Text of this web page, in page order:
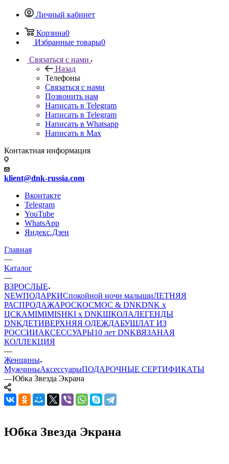
Личный кабинет
Корзина0
Избранные товары0
Связаться с нами
Назад
Телефоны
Связаться с нами
Позвонить нам
Написать в Telegram
Написать в Telegram
Написать в Whatsapp
Написать в Max
Контактная информация
klient@dnk-russia.com
Вконтакте
Telegram
YouTube
WhatsApp
Яндекс.Дзен
Главная
—
Каталог
—
ВЗРОСЛЫЕ
NEWПОДАРКИСпокойной ночи малышиЛЕТНЯЯ
РАСПРОДАЖАРОСКОСМОС & DNKDNK x
ЦСКАMIMIMISHKI x DNKШКОЛАЛЕГЕНДЫ
DNKДЕТИВЕРХНЯЯ ОДЕЖДАБУШЛАТ ИЗ
РОССИИАКСЕССУАРЫ10 лет DNKВЯЗАНАЯ
КОЛЛЕКЦИЯ
—
Женщины
МужчиныАксессуарыПОДАРОЧНЫЕ СЕРТИФИКАТЫ
—Юбка Звезда Экрана
Юбка Звезда Экрана